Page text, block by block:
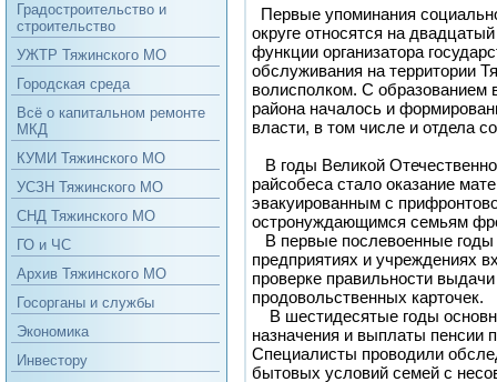
Градостроительство и
строительство
УЖТР Тяжинского МО
Городская среда
Всё о капитальном ремонте
МКД
КУМИ Тяжинского МО
УСЗН Тяжинского МО
СНД Тяжинского МО
ГО и ЧС
Архив Тяжинского МО
Госорганы и службы
Экономика
Инвестору
Первые упоминания
округе относятся на
функции организатора
обслуживания на территории
волисполком. С образованием
района началось и
власти, в том числе и отдела
В годы Великой
райсобеса стало оказание
эвакуированным с
остронуждающимся семьям
В первые послевоенные годы
предприятиях и учреждениях
проверке правильности
продовольственных карточек.
В шестидесятые годы
назначения и выплаты пенсии
Специалисты проводили
бытовых условий семей с